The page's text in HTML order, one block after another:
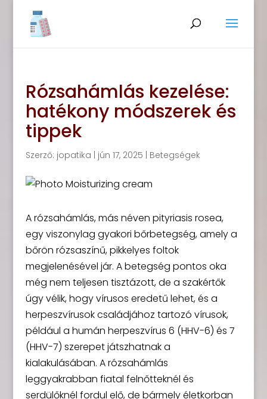
Rózsahámlás kezelése:
hatékony módszerek és
tippek
Szerző: jopatika jún 17, 2025 Betegségek
A rózsahámlás, más néven pityriasis rosea,
egy viszonylag gyakori bőrbetegség, amely a
bőrön rózsaszínű, pikkelyes foltok
megjelenésével jár. A betegség pontos oka
még nem teljesen tisztázott, de a szakértők
úgy vélik, hogy vírusos eredetű lehet, és a
herpeszvírusok családjához tartozó vírusok,
például a humán herpeszvírus 6 (HHV-6) és 7
(HHV-7) szerepet játszhatnak a
kialakulásában. A rózsahámlás
leggyakrabban fiatal felnőtteknél és
serdülőknél fordul elő, de bármely életkorban